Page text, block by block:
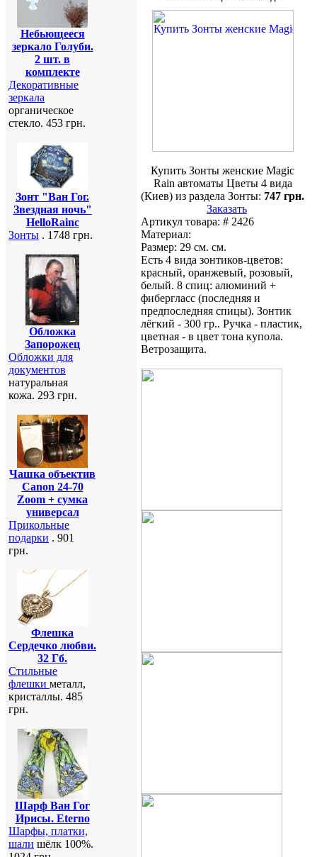
Небьющееся
зеркало Голуби.
2 шт. в
комплекте
Декоративные
зеркала
органическое
стекло. 453 грн.
Зонт "Ван Гог.
Звездная ночь"
HelloRainc
Зонты . 1748 грн.
Обложка
Запорожец
Обложки для
документов
натуральная
кожа. 293 грн.
Чашка объектив
Canon 24-70
Zoom + сумка
универсал
Прикольные
подарки . 901
грн.
Флешка
Сердечко любви.
32 Гб.
Стильные
флешки металл,
кристаллы. 485
грн.
Шарф Ван Гог
Ирисы. Eterno
Шарфы, платки,
шали шёлк 100%.
Купить Зонты женские Magic
Rain автоматы Цветы 4 вида
(Киев) из раздела Зонты: 747 грн.
Заказать
Артикул товара: # 2426
Материал:
Размер: 29 см. см.
Есть 4 вида зонтиков-цветов:
красный, оранжевый, розовый,
белый. 8 спиц: алюминий +
фибергласс (последняя и
предпоследняя спицы). Зонтик
лёгкий - 300 гр.. Ручка - пластик,
цветная - в цвет тона купола.
Ветрозащита.